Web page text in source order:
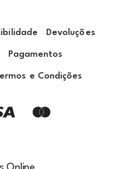
Devoluções
Pagamentos
e Condições